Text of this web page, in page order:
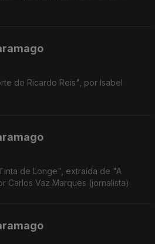
de Ricardo Reis", por Isabel
de Longe", extraída de "A
Carlos Vaz Marques (jornalista)